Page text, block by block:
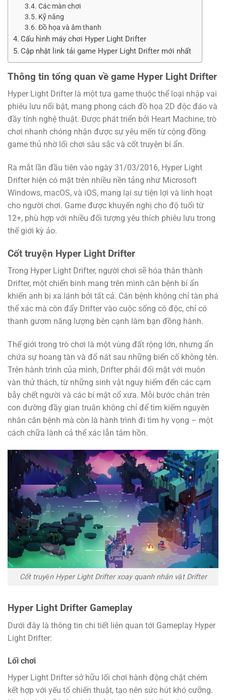
Các màn chơi
Kỹ năng
Đồ họa và âm thanh
Cấu hình máy chơi Hyper Light Drifter
Cập nhật link tải game Hyper Light Drifter mới nhất
Thông tin tổng quan về game Hyper Light Drifter
Hyper Light Drifter là một tựa game thuộc thể loại nhập vai
phiêu lưu nổi bật, mang phong cách đồ họa 2D độc đáo và
đầy tính nghệ thuật. Được phát triển bởi Heart Machine, trò
chơi nhanh chóng nhận được sự yêu mến từ cộng đồng
game thủ nhờ lối chơi sâu sắc và cốt truyện bí ẩn.
Ra mắt lần đầu tiên vào ngày 31/03/2016, Hyper Light
Drifter hiện có mặt trên nhiều nền tảng như Microsoft
Windows, macOS, và iOS, mang lại sự tiện lợi và linh hoạt
cho người chơi. Game được khuyến nghị cho độ tuổi từ
12+, phù hợp với nhiều đối tượng yêu thích phiêu lưu trong
thế giới kỳ ảo.
Cốt truyện Hyper Light Drifter
Trong Hyper Light Drifter, người chơi sẽ hóa thân thành
Drifter, một chiến binh mang trên mình căn bệnh bí ẩn
khiến anh bị xa lánh bởi tất cả. Căn bệnh không chỉ tàn phá
thể xác mà còn đẩy Drifter vào cuộc sống cô độc, chỉ có
thanh gươm năng lượng bên cạnh làm bạn đồng hành.
Thế giới trong trò chơi là một vùng đất rộng lớn, nhưng ẩn
chứa sự hoang tàn và đổ nát sau những biến cố không tên.
Trên hành trình của mình, Drifter phải đối mặt với muôn
vàn thử thách, từ những sinh vật nguy hiểm đến các cạm
bẫy chết người và các bí mật cổ xưa. Mỗi bước chân trên
con đường đầy gian truân không chỉ để tìm kiếm nguyên
nhân căn bệnh mà còn là hành trình đi tìm hy vọng – một
cách chữa lành cả thể xác lẫn tâm hồn.
Cốt truyện Hyper Light Drifter xoay quanh nhân vật Drifter
Hyper Light Drifter Gameplay
Dưới đây là thông tin chi tiết liên quan tới Gameplay Hyper
Light Drifter:
Lối chơi
Hyper Light Drifter sở hữu lối chơi hành động chặt chém
kết hợp với yếu tố chiến thuật, tạo nên sức hút khó cưỡng.